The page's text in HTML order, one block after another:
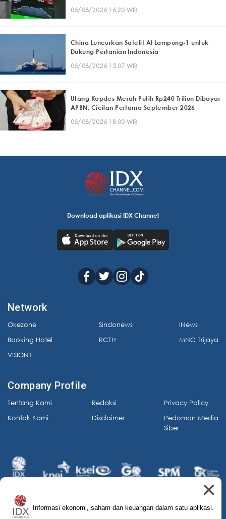
06/08/2026 16:20 WIB
China Luncurkan Satelit AI Lampung-1 untuk
Dukung Pertanian Indonesia
06/08/2026 15:07 WIB
Utang Kopdes Merah Putih Rp240 Triliun Dibayar
APBN, Cicilan Pertama September 2026
06/08/2026 18:00 WIB
Download aplikasi IDX Channel
Network
Okezone
Booking Hotel
VISION+
Sindonews
RCTI+
iNews
MNC Trijaya
Company Profile
Tentang Kami
Kontak Kami
Redaksi
Disclaimer
Privacy Policy
Pedoman Media
Siber
© 2026 IDX Channel. All Rights Reserved.
Informasi ekonomi, saham dan keuangan dalam satu aplikasi.